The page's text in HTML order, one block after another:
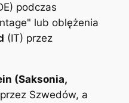
podczas
lub oblężenia
(IT) przez
(Saksonia,
Szwedów, a